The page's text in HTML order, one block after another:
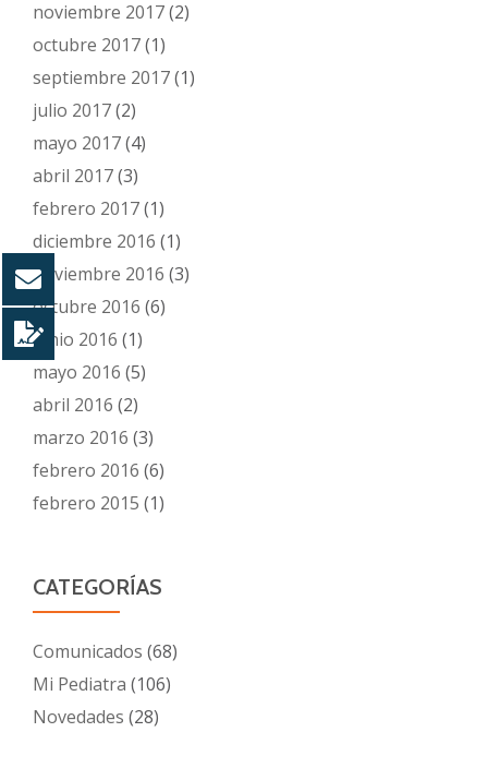
noviembre 2017(2)
octubre 2017(1)
septiembre 2017(1)
julio 2017(2)
mayo 2017(4)
abril 2017(3)
febrero 2017(1)
diciembre 2016 (1)
noviembre 2016 (3)
octubre 2016 (6)
junio 2016 (1)
mayo 2016 (5)
abril 2016 (2)
marzo 2016 (3)
febrero 2016 (6)
febrero 2015 (1)
CATEGORÍAS
Comunicados (68)
Mi Pediatra (106)
Novedades (28)